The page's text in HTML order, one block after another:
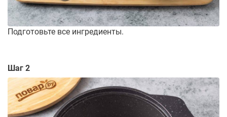
Подготовьте все ингредиенты.
Шаг 2